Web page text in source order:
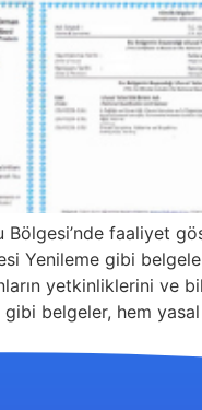
Bölgesi’nde faaliyet
Yenileme gibi
yetkinliklerini ve
gibi belgeler, hem